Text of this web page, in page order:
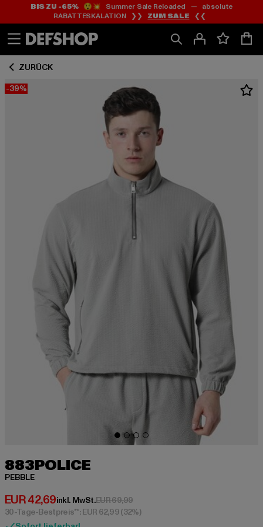
Zum
Inhalt
springen
Zum
Fußzeile
springen
BIS ZU -65%😲💥 Summer Sale Reloaded — absolute
RABATTESKALATION ❯❯ ZUM SALE ❮❮
ZURÜCK
-39%
883POLICE
PEBBLE
EUR 42,69
Derzeitiger Preis: EUR 42,69
inkl. MwSt.EUR 69,99Aktionspreis: EUR 69,99
30-Tage-Bestpreis**: EUR 62,99(32%)